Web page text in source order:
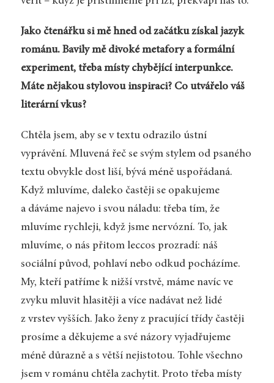
Jako čtenářku si mě hned od začátku získal jazyk
románu. Bavily mě divoké metafory a formální
experiment, třeba místy chybějící interpunkce.
Máte nějakou stylovou inspiraci? Co utvářelo váš
literární vkus?
Chtěla jsem, aby se v textu odrazilo ústní
vyprávění. Mluvená řeč se svým stylem od psaného
textu obvykle dost liší, bývá méně uspořádaná.
Když mluvíme, daleko častěji se opakujeme
a dáváme najevo i svou náladu: třeba tím, že
mluvíme rychleji, když jsme nervózní. To, jak
mluvíme, o nás přitom leccos prozradí: náš
sociální původ, pohlaví nebo odkud pocházíme.
My, kteří patříme k nižší vrstvě, máme navíc ve
zvyku mluvit hlasitěji a více nadávat než lidé
z vrstev vyšších. Jako ženy z pracující třídy častěji
prosíme a děkujeme a své názory vyjadřujeme
méně důrazně a s větší nejistotou. Tohle všechno
jsem v románu chtěla zachytit. Proto třeba místy